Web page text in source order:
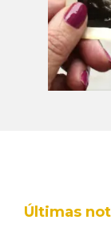
Últimas